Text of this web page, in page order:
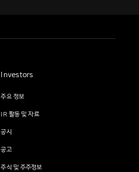
Investors
주요 정보
IR 활동 및 자료
공시
공고
주식 및 주주정보